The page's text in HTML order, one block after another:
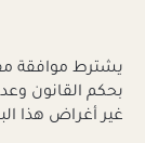
يشترط موافقة
بحكم القانون
غير أغراض هذا